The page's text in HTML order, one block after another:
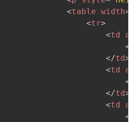
<table width=
<tr>
<td
<
</td>
<td
<
</td>
<td
<